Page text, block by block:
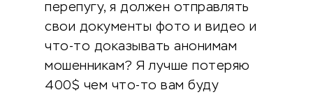
перепугу, я должен отправлять
свои документы фото и видео и
что-то доказывать анонимам
мошенникам? Я лучше потеряю
400$ чем что-то вам буду